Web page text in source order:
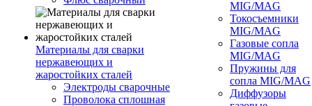
Материалы для сварки
нержавеющих и
жаростойких сталей
Электроды сварочные
Проволока сплошная
MIG/MAG
Токосъемники
MIG/MAG
Газовые сопла
MIG/MAG
Пружины для
сопла MIG/MAG
Диффузоры